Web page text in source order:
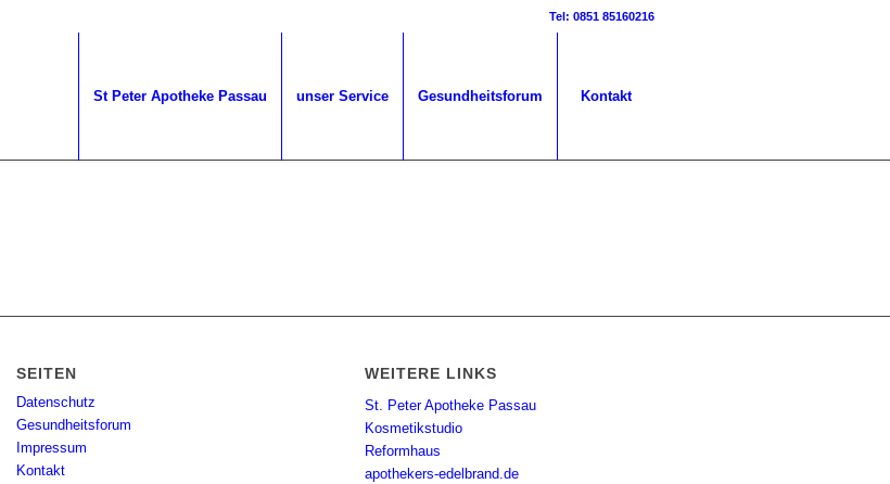
Tel: 0851 85160216
St Peter Apotheke Passau unser Service Gesundheitsforum Kontakt
SEITEN
Datenschutz
Gesundheitsforum
Impressum
Kontakt
WEITERE LINKS
St. Peter Apotheke Passau
Kosmetikstudio
Reformhaus
apothekers-edelbrand.de